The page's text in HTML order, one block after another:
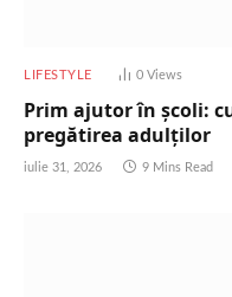
LIFESTYLE 0 Views
Prim ajutor în școli:
pregătirea adulților
iulie 31, 2026 9 Mins Read